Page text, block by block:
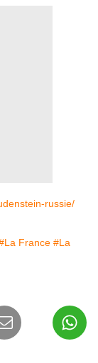
russie/
France #La